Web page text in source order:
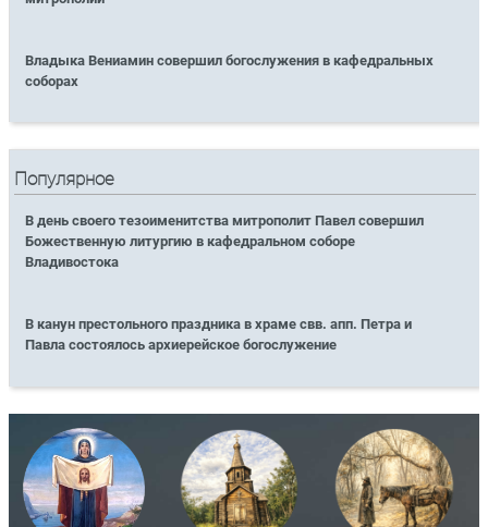
Владыка Вениамин совершил богослужения в кафедральных
соборах
Популярное
В день своего тезоименитства митрополит Павел совершил
Божественную литургию в кафедральном соборе
Владивостока
В канун престольного праздника в храме свв. апп. Петра и
Павла состоялось архиерейское богослужение